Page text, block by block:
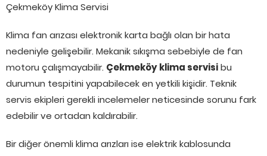
Çekmeköy Klima Servisi
Klima fan arızası elektronik karta bağlı olan bir hata
nedeniyle gelişebilir. Mekanik sıkışma sebebiyle de fan
motoru çalışmayabilir. Çekmeköy klima servisibu
durumun tespitini yapabilecek en yetkili kişidir. Teknik
servis ekipleri gerekli incelemeler neticesinde sorunu fark
edebilir ve ortadan kaldırabilir.
Bir diğer önemli klima arızları ise elektrik kablosunda